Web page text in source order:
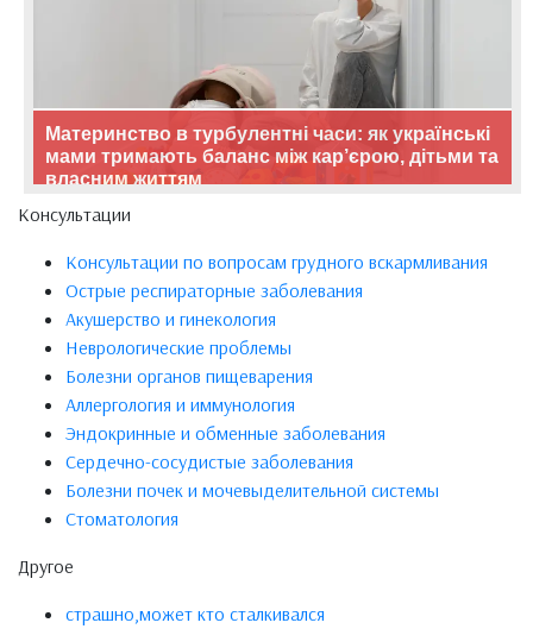
Материнство в турбулентні часи: як українські
мами тримають баланс між кар’єрою, дітьми та
власним життям
Консультации
Консультации по вопросам грудного вскармливания
Острые респираторные заболевания
Акушерство и гинекология
Неврологические проблемы
Болезни органов пищеварения
Аллергология и иммунология
Эндокринные и обменные заболевания
Сердечно-сосудистые заболевания
Болезни почек и мочевыделительной системы
Стоматология
Другое
страшно,может кто сталкивался